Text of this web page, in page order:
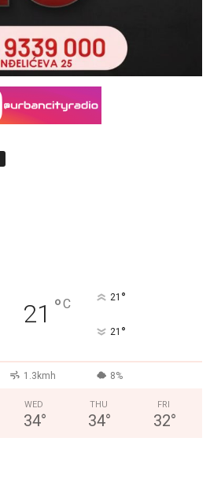
21 °C 21 °
21 °
1.3kmh 8%
WED
34°
THU
34°
FRI
32°